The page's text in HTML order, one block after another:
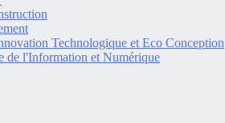
Technologique et Eco Conception
de l'Information et Numérique